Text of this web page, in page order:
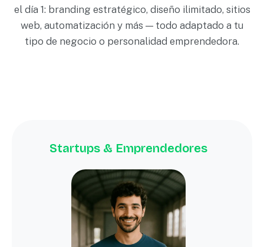
el día 1: branding estratégico, diseño ilimitado, sitios
web, automatización y más — todo adaptado a tu
tipo de negocio o personalidad emprendedora.
Startups & Emprendedores